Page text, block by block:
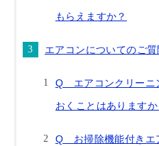
もらえますか？
エアコンについてのご質
Q エアコンクリーニ
おくことはありますか
Q お掃除機能付きエ